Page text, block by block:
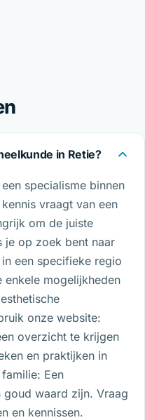
in Retie?
specialisme binnen
vraagt van een
om de juiste
je op zoek bent naar
een specifieke regio
enkele mogelijkheden
onze website:
overzicht te krijgen
en praktijken in
Een
waard zijn. Vraag
en kennissen.